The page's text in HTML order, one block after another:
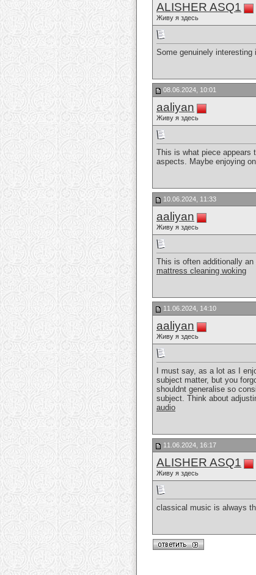
ALISHER ASQ1
Живу я здесь
Some genuinely interesting
08.06.2024, 10:01
aaliyan
Живу я здесь
This is what piece appears
aspects. Maybe enjoying
10.06.2024, 11:33
aaliyan
Живу я здесь
This is often additionally
mattress cleaning woking
11.06.2024, 14:10
aaliyan
Живу я здесь
I must say, as a lot as I
subject matter, but you
shouldnt generalise so
subject. Think about
audio
11.06.2024, 16:17
ALISHER ASQ1
Живу я здесь
classical music is always